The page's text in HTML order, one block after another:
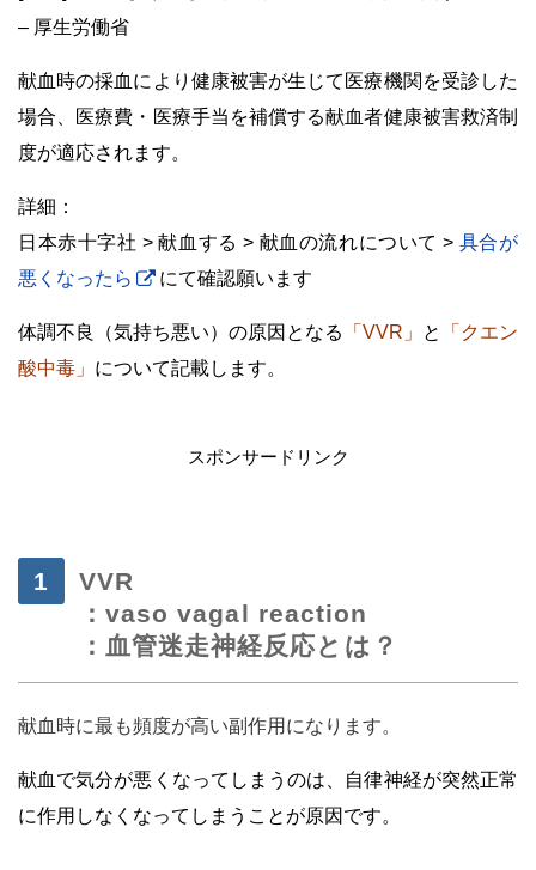
– 厚生労働省
献血時の採血により健康被害が生じて医療機関を受診した
場合、医療費・医療手当を補償する献血者健康被害救済制
度が適応されます。
詳細：
日本赤十字社 > 献血する > 献血の流れについて > 具合が
悪くなったら
にて確認願います
体調不良（気持ち悪い）の原因となる 「VVR」 と
「クエン
酸中毒」 について記載します。
スポンサードリンク
VVR
：vaso vagal reaction
：血管迷走神経反応とは？
献血時に最も頻度が高い副作用になります。
献血で気分が悪くなってしまうのは、自律神経が突然正常
に作用しなくなってしまうことが原因です。